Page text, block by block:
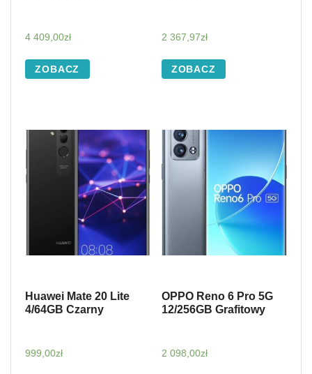
4 409,00zł
ZOBACZ
2 367,97zł
ZOBACZ
Huawei Mate 20 Lite
4/64GB Czarny
999,00zł
OPPO Reno 6 Pro 5G
12/256GB Grafitowy
2 098,00zł